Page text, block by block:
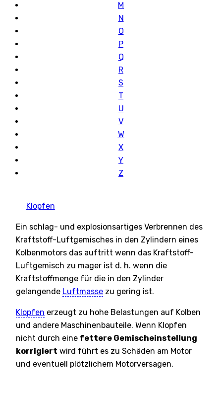
M
N
O
P
Q
R
S
T
U
V
W
X
Y
Z
Klopfen
Ein schlag- und explosionsartiges Verbrennen des
Kraftstoff-Luftgemisches in den Zylindern eines
Kolbenmotors das auftritt wenn das Kraftstoff-
Luftgemisch zu mager ist d. h. wenn die
Kraftstoffmenge für die in den Zylinder
gelangende Luftmasse zu gering ist.
Klopfen erzeugt zu hohe Belastungen auf Kolben
und andere Maschinenbauteile. Wenn Klopfen
nicht durch eine fettere Gemischeinstellung
korrigiert wird führt es zu Schäden am Motor
und eventuell plötzlichem Motorversagen.